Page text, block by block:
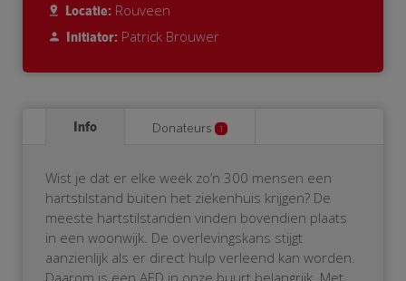
Locatie: Rouveen
Initiator: Patrick Brouwer
Info Donateurs 1
Wist je dat er elke week zo’n 300 mensen een
hartstilstand buiten het ziekenhuis krijgen? De
meeste hartstilstanden vinden bovendien plaats
in een woonwijk. De overlevingskans stijgt
aanzienlijk als er direct hulp verleend kan worden.